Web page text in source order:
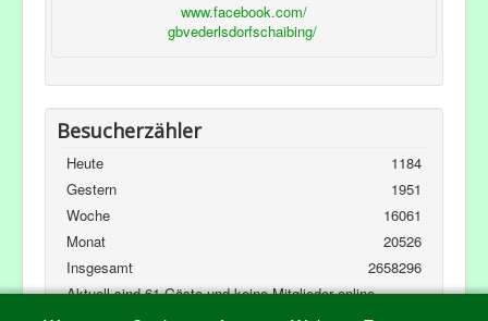
www.facebook.com/
gbvederlsdorfschaibing/
Besucherzähler
Heute
1184
Gestern
1951
Woche
16061
Monat
20526
Insgesamt
2658296
Aktuell sind 61 Gäste und keine Mitglieder online